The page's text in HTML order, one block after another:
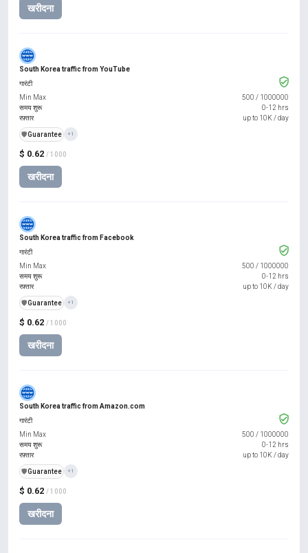
खरीदना
South Korea traffic from YouTube
$ 0.62 / 1000
खरीदना
गारंटी
Min Max
500 / 1000000
समय शुरू
0-12 hrs
रफ़्तार
up to 10K / day
️🛡️Guarantee +1
South Korea traffic from Facebook
$ 0.62 / 1000
खरीदना
गारंटी
Min Max
500 / 1000000
समय शुरू
0-12 hrs
रफ़्तार
up to 10K / day
️🛡️Guarantee +1
South Korea traffic from Amazon.com
$ 0.62 / 1000
खरीदना
गारंटी
Min Max
500 / 1000000
समय शुरू
0-12 hrs
रफ़्तार
up to 10K / day
️🛡️Guarantee +1